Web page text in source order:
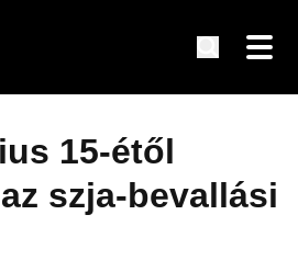
15-étől
szja-bevallási